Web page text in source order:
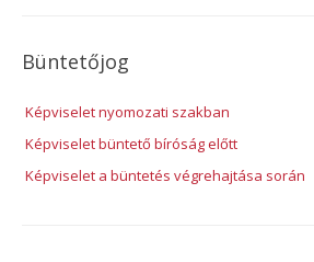
Büntetőjog
Képviselet nyomozati szakban
Képviselet büntető bíróság előtt
Képviselet a büntetés végrehajtása során